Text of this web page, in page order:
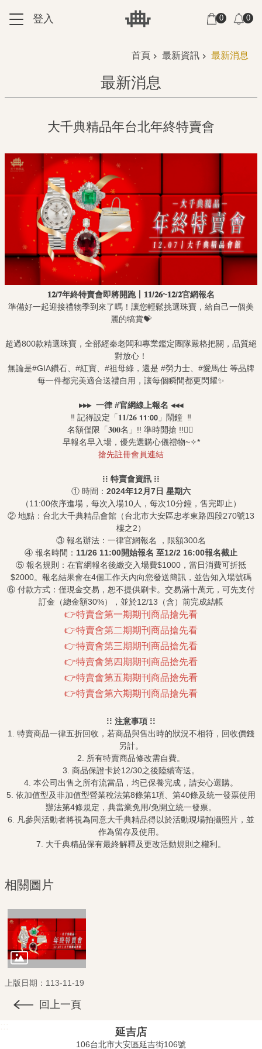
跳到主要內容區塊
::: 登入 0 0
首頁 最新資訊 最新消息
最新消息
大千典精品年台北年終特賣會
𝟏𝟐/𝟕年終特賣會即將開跑丨 𝟏𝟏/𝟐𝟔~𝟏𝟐/𝟐官網報名
準備好一起迎接禮物季到來了嗎！讓您輕鬆挑選珠寶，給自己一個美
麗的犒賞💝
超過800款精選珠寶，全部經秦老闆和專業鑑定團隊嚴格把關，品質絕
對放心！
無論是#GIA鑽石、#紅寶、#祖母綠，還是 #勞力士、#愛馬仕 等品牌
每一件都完美適合送禮自用，讓每個瞬間都更閃耀✨
▸󠀠▸󠀠▸ 一律 #官網線上報名 󠀠◂󠀠◂󠀠◂
‼️ 記得設定「𝟏𝟏/𝟐𝟔 𝟭𝟭:𝟬𝟬」鬧鐘 ‼️
名額僅限「𝟑𝟎𝟎名」!! 準時開搶 !!❤️‍🔥
早報名早入場，優先選購心儀禮物~✧*
搶先註冊會員連結
⁞⁞ 特賣會資訊 ⁞⁞
① 時間： 2024年12月 7日 星期六
（11:00依序進場，每次入場10人，每次10分鐘，售完即止）
② 地點：台北大千典精品會館（台北市大安區忠孝東路四段270號13
樓之2）
③ 報名辦法：一律官網報名 ，限額300名
④ 報名時間： 11/26 11:00開始報名 至12/2 16:00報名截止
⑤ 報名規則：在官網報名後繳交入場費$1000，當日消費可折抵
$2000。報名結果會在4個工作天內向您發送簡訊，並告知入場號碼
⑥ 付款方式：僅現金交易，恕不提供刷卡。交易滿十萬元，可先支付
訂金（總金額30%），並於12/13（含）前完成結帳
👉特賣會第一期期刊商品搶先看
👉特賣會第二期期刊商品搶先看
👉特賣會第三期期刊商品搶先看
👉特賣會第四期期刊商品搶先看
👉特賣會第五期期刊商品搶先看
👉特賣會第六期期刊商品搶先看
⁞⁞ 注意事項 ⁞⁞
1. 特賣商品一律五折回收，若商品與售出時的狀況不相符，回收價錢
另計。
2. 所有特賣商品修改需自費。
3. 商品保證卡於12/30之後陸續寄送。
4. 本公司出售之所有流當品，均已保養完成，請安心選購。
5. 依加值型及非加值型營業稅法第8條第1項、第40條及統一發票使用
辦法第4條規定，典當業免用/免開立統一發票。
6. 凡參與活動者將視為同意大千典精品得以於活動現場拍攝照片，並
作為留存及使用。
7. 大千典精品保有最終解釋及更改活動規則之權利。
相關圖片
上版日期：113-11-19
回上一頁
延吉店
106台北市大安區延吉街106號